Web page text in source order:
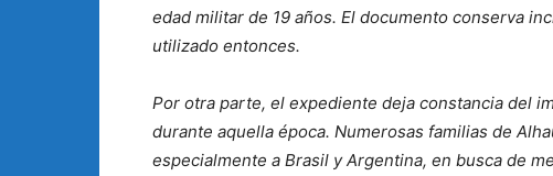
edad militar de 19 años. El documento conserva
utilizado entonces.
Por otra parte, el expediente deja constancia del
durante aquella época. Numerosas familias de
especialmente a Brasil y Argentina, en busca de